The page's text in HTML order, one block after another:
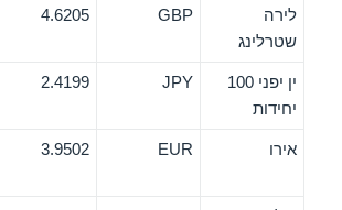
לירה
שטרלינג
GBP
4.6205
ין יפני 100
יחידות
JPY
2.4199
אירו EUR
3.9502